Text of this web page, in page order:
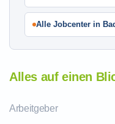
Alle Jobcenter in
Alles auf einen
Arbeitgeber